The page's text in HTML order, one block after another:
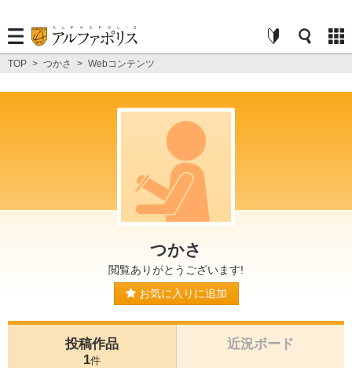
TOP > つかさ > Webコンテンツ
つかさ
閲覧ありがとうございます!
お気に入りに追加
投稿作品
1件
近況ボード